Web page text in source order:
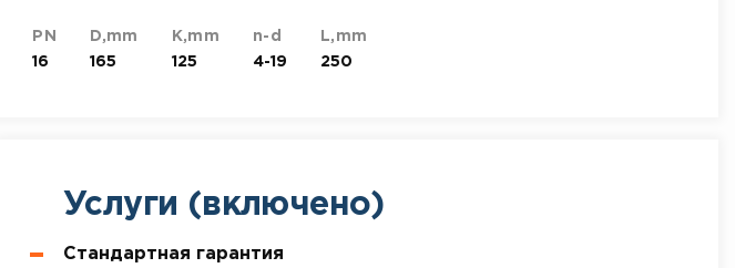
PN
16
D,mm
165
K,mm
125
n-d
4-19
L,mm
250
Услуги (включено)
Стандартная гарантия